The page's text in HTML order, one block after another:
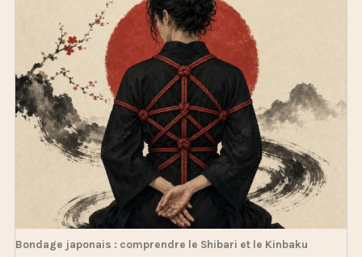
Bondage japonais : comprendre le Shibari et le Kinbaku